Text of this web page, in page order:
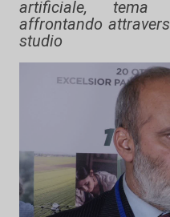
artificiale,
affrontando
studio